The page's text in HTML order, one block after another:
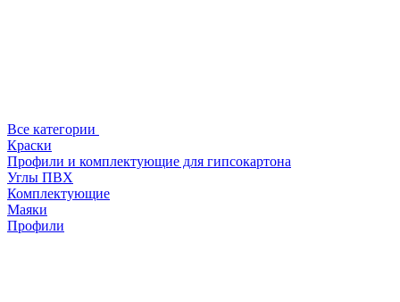
Все категории
Краски
Профили и комплектующие для гипсокартона
Углы ПВХ
Комплектующие
Маяки
Профили